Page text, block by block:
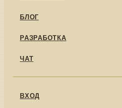
БЛОГ
РАЗРАБОТКА
ЧАТ
ВХОД